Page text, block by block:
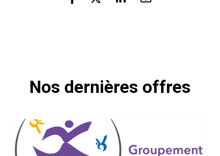
Nos dernières offres